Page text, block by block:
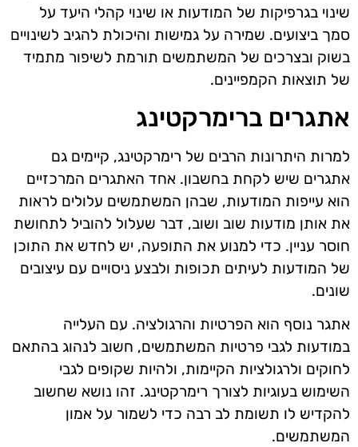
שינוי בגרפיקות של המודעות או שינוי קהלי היעד על
סמך ביצועים. שמירה על גמישות והיכולת להגיב לשינויים
בשוק ובצרכים של המשתמשים תורמת לשיפור מתמיד
של תוצאות הקמפיינים.
אתגרים ברימרקטינג
למרות היתרונות הרבים של רימרקטינג, קיימים גם
אתגרים שיש לקחת בחשבון. אחד האתגרים המרכזיים
הוא עייפות המודעות, שבהן המשתמשים עלולים לראות
את אותן מודעות שוב ושוב, דבר שעלול להוביל לתחושת
חוסר עניין. כדי למנוע את התופעה, יש לחדש את התוכן
של המודעות לעיתים תכופות ולבצע ניסויים עם עיצובים
שונים.
אתגר נוסף הוא הפרטיות והרגולציה. עם העלייה
במודעות לגבי פרטיות המשתמשים, חשוב לנהוג בהתאם
לחוקים ולרגולציות הקיימות, ולהיות שקופים לגבי
השימוש בעוגיות לצורך רימרקטינג. זהו נושא שחשוב
להקדיש לו תשומת לב רבה כדי לשמור על אמון
המשתמשים.